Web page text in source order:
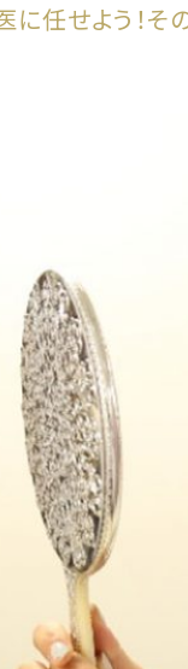
任せよう！そ